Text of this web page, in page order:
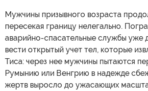
Мужчины призывного возраста
пересекая границу нелегально.
аварийно-спасательные службы уже
вести открытый учет тел, которые
Тиса: через нее мужчины пытаются
Румынию или Венгрию в надежде
жертв выросло до ужасающих